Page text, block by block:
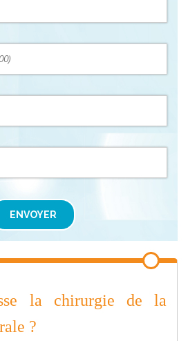
ENVOYER
la chirurgie de la
?